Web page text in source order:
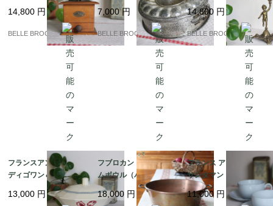
ーヒーミル ライオンロ
ゴ 蚤の市｜フランス発
送（到着まで2-3週間）
14,800 円
BELLE BROCANTE
加工のクグロフ型 スプ
リングフォーム ケーキ
型 蚤の市｜フランス発
送（到着まで2-3週間）
7,000円
BELLE BROCANTE
プット カンドラブラ 置
き物｜フランス発送
（到着まで2-3週間）
14,800 円
BELLE BROCANTE
フランスアンティーク
ディゴワン＆サルグミ
ンヌ / TULIPES 蓋付き
チュリーン 赤いチュー
13,000 円
フブロカント 銅製ジャ
ムボウル（バサン・
ア・コンフィチュー
ル）｜フランス発送
18,000 円
フランス アンティーク
サンタマン（Saint-Am
and）MDL 風車刻印 ペ
アのカップ＆ソーサー
11,000 円